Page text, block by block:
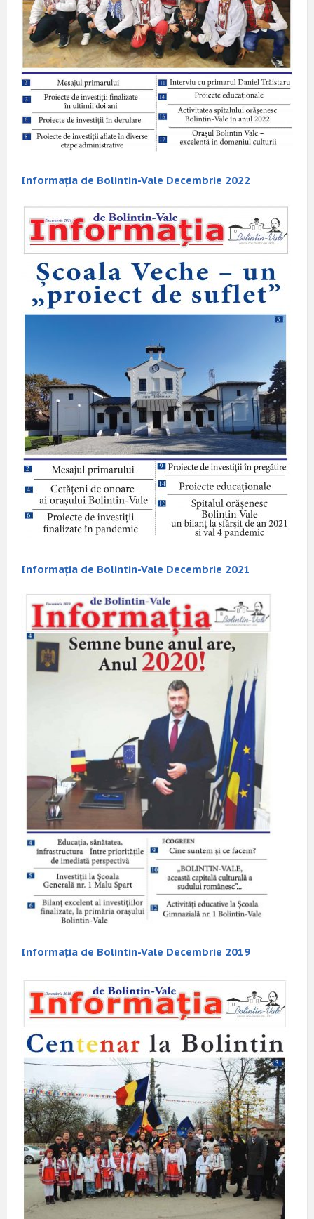
Informația de Bolintin-Vale Decembrie 2022
Informația de Bolintin-Vale Decembrie 2021
Informația de Bolintin-Vale Decembrie 2019